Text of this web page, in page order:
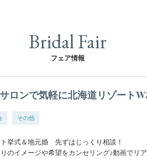
Bridal Fair
フェア情報
ロンで気軽に北海道リゾート
その他
ト挙式＆地元婚 先ずはじっくり相談！
のイメージや希望をカンセリング♪動画でリ